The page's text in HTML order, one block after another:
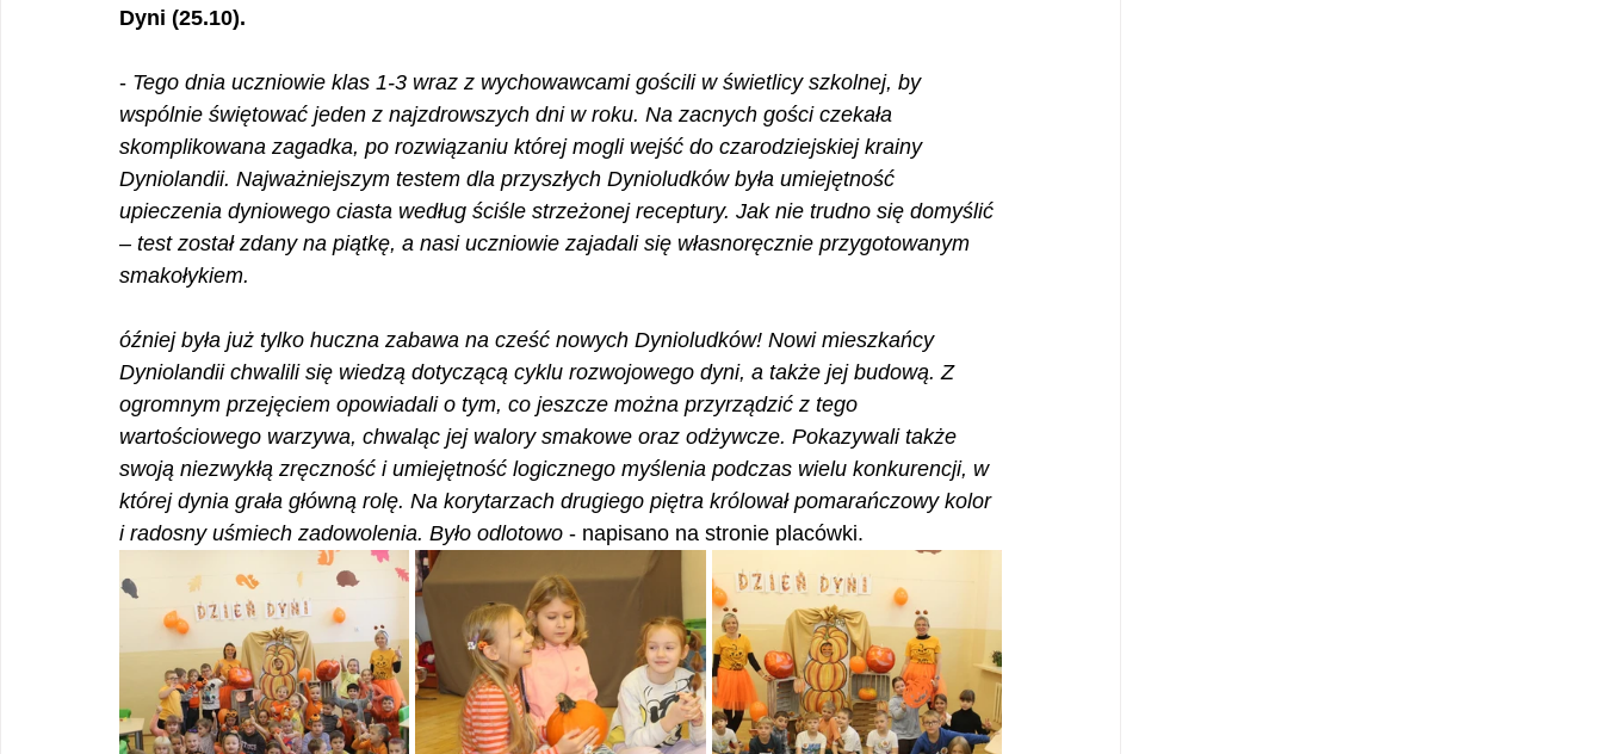
Dyni (25.10).
- Tego dnia uczniowie klas 1-3 wraz z wychowawcami gościli w świetlicy szkolnej, by
wspólnie świętować jeden z najzdrowszych dni w roku. Na zacnych gości czekała
skomplikowana zagadka, po rozwiązaniu której mogli wejść do czarodziejskiej krainy
Dyniolandii. Najważniejszym testem dla przyszłych Dynioludków była umiejętność
upieczenia dyniowego ciasta według ściśle strzeżonej receptury. Jak nie trudno się domyślić
– test został zdany na piątkę, a nasi uczniowie zajadali się własnoręcznie przygotowanym
smakołykiem.
óźniej była już tylko huczna zabawa na cześć nowych Dynioludków! Nowi mieszkańcy
Dyniolandii chwalili się wiedzą dotyczącą cyklu rozwojowego dyni, a także jej budową. Z
ogromnym przejęciem opowiadali o tym, co jeszcze można przyrządzić z tego
wartościowego warzywa, chwaląc jej walory smakowe oraz odżywcze. Pokazywali także
swoją niezwykłą zręczność i umiejętność logicznego myślenia podczas wielu konkurencji, w
której dynia grała główną rolę. Na korytarzach drugiego piętra królował pomarańczowy kolor
i radosny uśmiech zadowolenia. Było odlotowo - napisano na stronie placówki.